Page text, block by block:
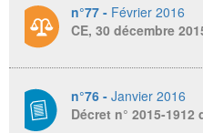
n°77 - Février 2016
CE, 30 décembre
n°76 - Janvier 2016
Décret n° 2015-1912